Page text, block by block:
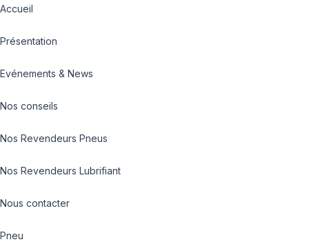
Accueil
Présentation
Evénements & News
Nos conseils
Nos Revendeurs Pneus
Nos Revendeurs Lubrifiant
Nous contacter
Pneu